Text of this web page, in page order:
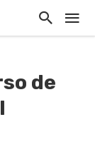
de